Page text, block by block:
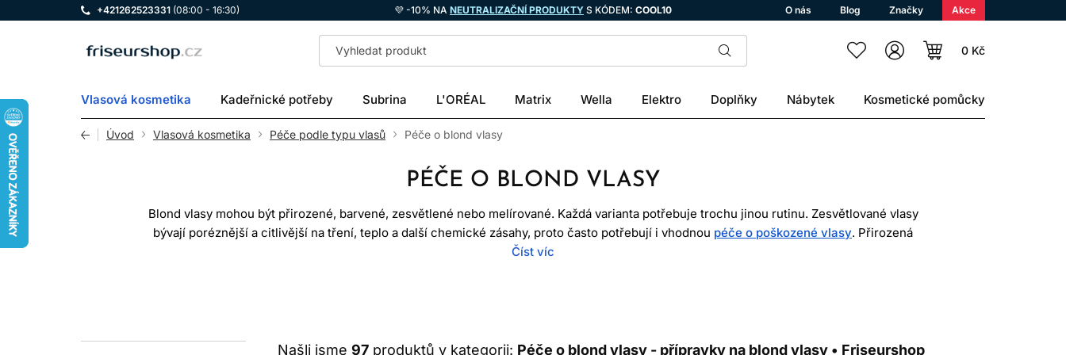
+421262523331 (08:00 - 16:30) 💜 -10% NA NEUTRALIZAČNÍ PRODUKTY S KÓDEM: COOL10 O nás Blog Značky Akce
LOMAX 0 Kč
Vlasová kosmetika Kadeřnické potřeby Subrina L'ORÉAL Matrix Wella Elektro Doplňky Nábytek Kosmetické pomůcky
Úvod Vlasová kosmetika Péče podle typu vlasů Péče o blond vlasy
PÉČE O BLOND VLASY
Blond vlasy mohou být přirozené, barvené, zesvětlené nebo melírované. Každá varianta potřebuje trochu jinou rutinu. Zesvětlované vlasy
bývají poréznější a citlivější na tření, teplo a další chemické zásahy, proto často potřebují i vhodnou péče o poškozené vlasy. Přirozená
blond může být jemná, ale nemusí být poškozená. Výběr produktů proto nemá vycházet pouze z barvy, ale také ze stavu, tloušťky a
Číst víc
Našli jsme 97 produktů v kategorii: Péče o blond vlasy - přípravky na blond vlasy • Friseurshop